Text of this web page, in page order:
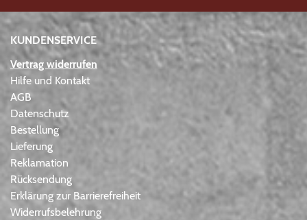
KUNDENSERVICE
Vertrag widerrufen
Hilfe und Kontakt
AGB
Datenschutz
Bestellung
Lieferung
Reklamation
Rücksendung
Erklärung zur Barrierefreiheit
Widerrufsbelehrung